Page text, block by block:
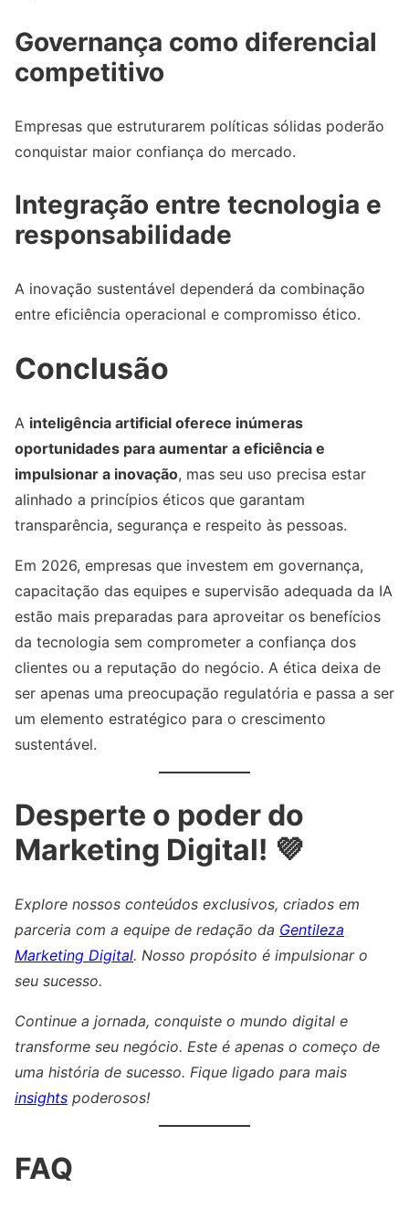
Governança como diferencial
competitivo
Empresas que estruturarem políticas sólidas poderão
conquistar maior confiança do mercado.
Integração entre tecnologia e
responsabilidade
A inovação sustentável dependerá da combinação
entre eficiência operacional e compromisso ético.
Conclusão
A inteligência artificial oferece inúmeras
oportunidades para aumentar a eficiência e
impulsionar a inovação, mas seu uso precisa estar
alinhado a princípios éticos que garantam
transparência, segurança e respeito às pessoas.
Em 2026, empresas que investem em governança,
capacitação das equipes e supervisão adequada da IA
estão mais preparadas para aproveitar os benefícios
da tecnologia sem comprometer a confiança dos
clientes ou a reputação do negócio. A ética deixa de
ser apenas uma preocupação regulatória e passa a ser
um elemento estratégico para o crescimento
sustentável.
Desperte o poder do
Marketing Digital! 💜
Explore nossos conteúdos exclusivos, criados em
parceria com a equipe de redação da Gentileza
Marketing Digital. Nosso propósito é impulsionar o
seu sucesso.
Continue a jornada, conquiste o mundo digital e
transforme seu negócio. Este é apenas o começo de
uma história de sucesso. Fique ligado para mais
insights poderosos!
FAQ